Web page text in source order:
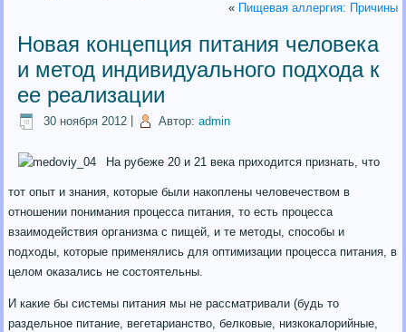
« Пищевая аллергия: Причины
Новая концепция питания человека
и метод индивидуального подхода к
ее реализации
30 ноября 2012 Автор: admin
На рубеже 20 и 21 века приходится признать, что
тот опыт и знания, которые были накоплены человечеством в
отношении понимания процесса питания, то есть процесса
взаимодействия организма с пищей, и те методы, способы и
подходы, которые применялись для оптимизации процесса питания, в
целом оказались не состоятельны.
И какие бы системы питания мы не рассматривали (будь то
раздельное питание, вегетарианство, белковые, низкокалорийные,